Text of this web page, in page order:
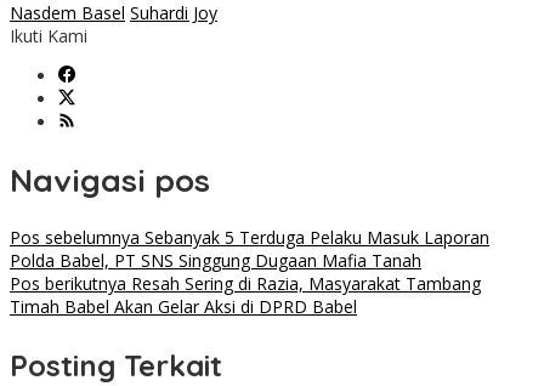
Nasdem Basel Suhardi Joy
Ikuti Kami
Navigasi pos
Pos sebelumnya Sebanyak 5 Terduga Pelaku Masuk Laporan
Polda Babel, PT SNS Singgung Dugaan Mafia Tanah
Pos berikutnya Resah Sering di Razia, Masyarakat Tambang
Timah Babel Akan Gelar Aksi di DPRD Babel
Posting Terkait